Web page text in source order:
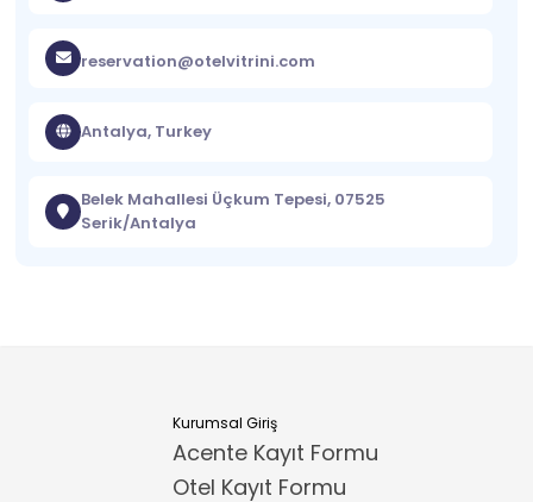
reservation@otelvitrini.com
Antalya, Turkey
Belek Mahallesi Üçkum Tepesi, 07525
Serik/Antalya
Kurumsal Giriş
Acente Kayıt Formu
Otel Kayıt Formu